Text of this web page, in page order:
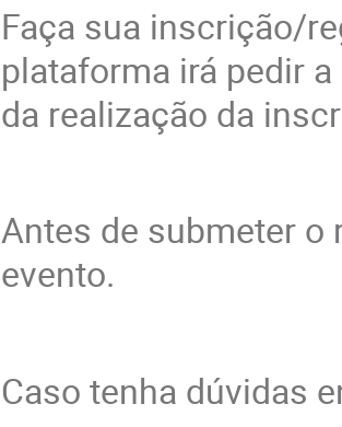
Faça sua inscrição/
plataforma irá pedir
da realização da
Antes de submeter
evento.
Caso tenha dúvidas